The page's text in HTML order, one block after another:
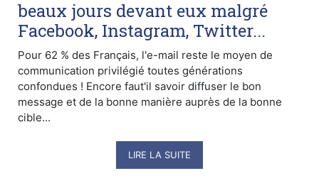
beaux jours devant eux malgré
Facebook, Instagram, Twitter...
Pour 62 % des Français, l'e-mail reste le moyen de
communication privilégié toutes générations
confondues ! Encore faut'il savoir diffuser le bon
message et de la bonne manière auprès de la bonne
cible...
LIRE LA SUITE